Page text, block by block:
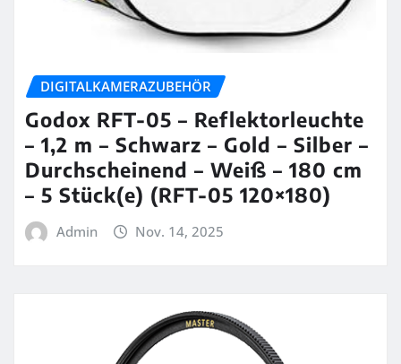
DIGITALKAMERAZUBEHÖR
Godox RFT-05 – Reflektorleuchte
– 1,2 m – Schwarz – Gold – Silber –
Durchscheinend – Weiß – 180 cm
– 5 Stück(e) (RFT-05 120×180)
Admin Nov. 14, 2025